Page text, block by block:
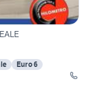
Euro 6